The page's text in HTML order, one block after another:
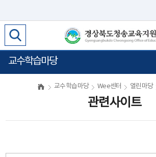
교수학습마당
교수학습마당 Wee센터 열린마당
관련사이트